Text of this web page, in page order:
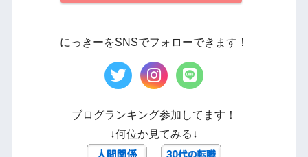
にっきーをSNSでフォローできます！
ブログランキング参加してます！
↓何位か見てみる↓